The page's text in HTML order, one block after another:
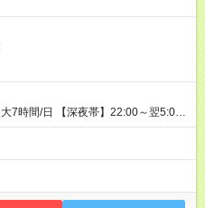
条件変更なし）ですが、切り上げで
7時間/日 【深夜帯】22:00～翌5:00
から翌5:00までは18歳以上の方
深夜業務禁止のため） ★深夜で
を行いますので、安心して働けま